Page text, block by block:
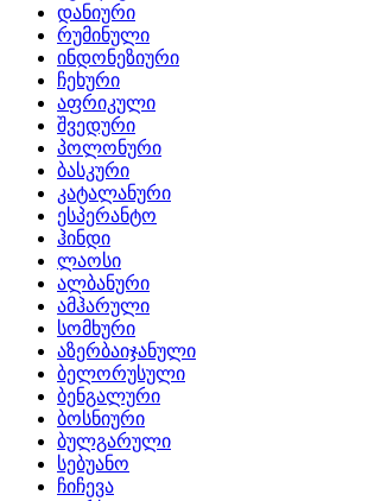
დანიური
რუმინული
ინდონეზიური
ჩეხური
აფრიკული
შვედური
პოლონური
ბასკური
კატალანური
ესპერანტო
ჰინდი
ლაოსი
ალბანური
ამჰარული
სომხური
აზერბაიჯანული
ბელორუსული
ბენგალური
ბოსნიური
ბულგარული
სებუანო
ჩიჩევა